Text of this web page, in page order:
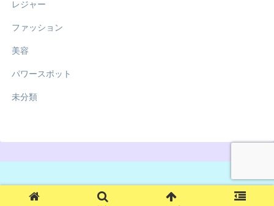
レジャー
ファッション
美容
パワースポット
未分類
© 2018 ママもティータイム.